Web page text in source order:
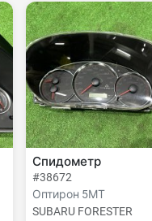
Спидометр
#38672
Оптирон 5МТ
SUBARU FORESTER